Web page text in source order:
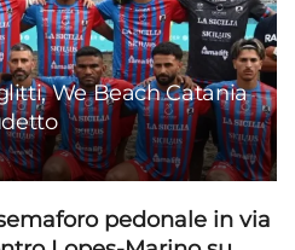
We Beach Catania
pedonale in via